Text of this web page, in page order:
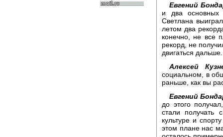
Евгений
и два основных
Светлана
летом два
конечно, не все
рекорд, не
двигаться дальше.
Алексей
социальном, в
раньше, как вы
Евгений
до этого
стали получать
культуре и
этом плане нас